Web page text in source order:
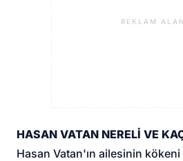
REKLAM
HASAN VATAN NERELİ VE
Hasan Vatan'ın ailesinin